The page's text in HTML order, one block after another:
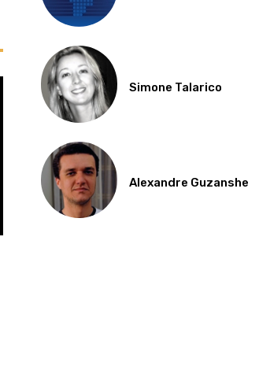
Simone Talarico
Alexandre Guzanshe